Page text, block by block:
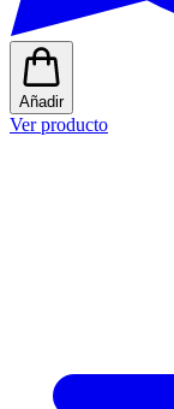
Añadir
Ver producto